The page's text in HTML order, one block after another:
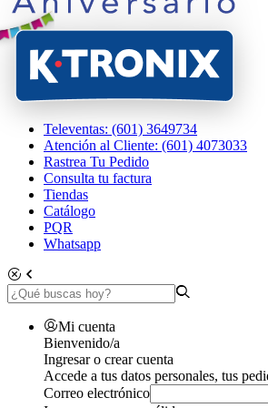
Televentas: (601) 3649734
Atención al Cliente: (601) 4073033
Rastrea Tu Pedido
Consulta tu factura
Tiendas
Catálogo
PQR
Whatsapp
Mi cuenta
Bienvenido/a
Ingresar o crear cuenta
Accede a tus datos personales, tus
Correo electrónico